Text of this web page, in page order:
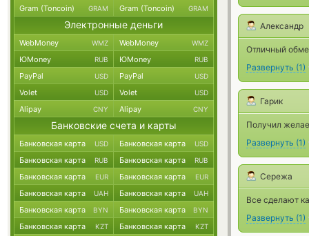
Александр
Отличный
Развернуть (1)
Гарик
Получил
Развернуть (1)
Сережа
Все сделают
Развернуть (1)
Gram (Toncoin) GRAM Gram (Toncoin) GRAM
Электронные деньги
WebMoney WMZ WebMoney WMZ
ЮMoney RUB ЮMoney RUB
PayPal USD PayPal USD
Volet USD Volet USD
Alipay CNY Alipay CNY
Банковские счета и карты
Банковская карта USD Банковская карта USD
Банковская карта RUB Банковская карта RUB
Банковская карта EUR Банковская карта EUR
Банковская карта UAH Банковская карта UAH
Банковская карта BYN Банковская карта BYN
Банковская карта KZT Банковская карта KZT